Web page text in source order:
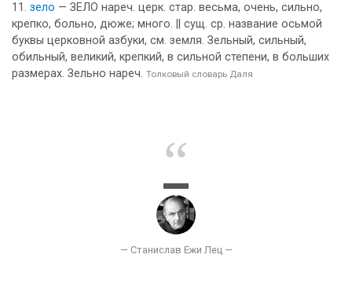
зело — ЗЕЛО нареч. церк. стар. весьма, очень, сильно,
крепко, больно, дюже; много. || сущ. ср. название осьмой
буквы церковной азбуки, см. земля. Зельный, сильный,
обильный, великий, крепкий, в сильной степени, в больших
размерах. Зельно нареч. Толковый словарь Даля